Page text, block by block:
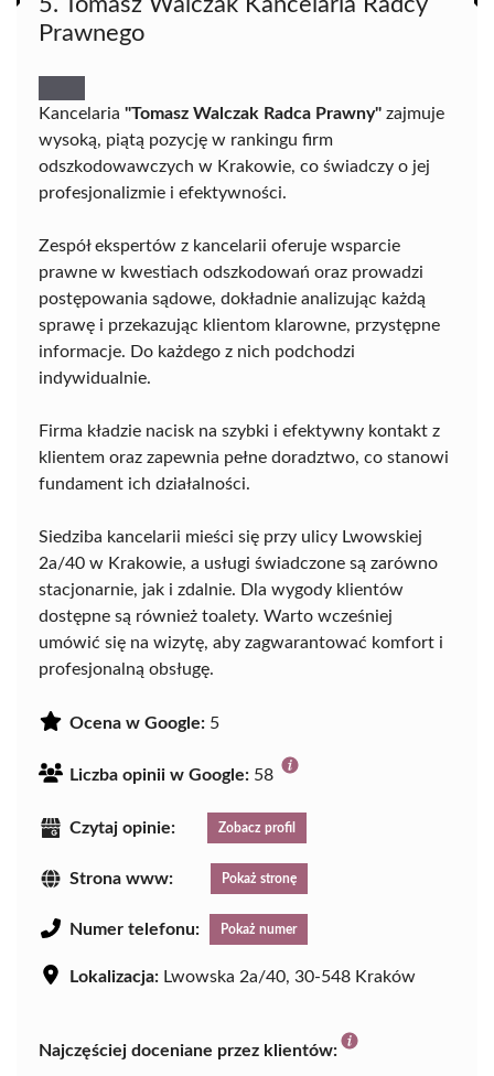
5. Tomasz Walczak Kancelaria Radcy
Prawnego
Kancelaria "Tomasz Walczak Radca Prawny" zajmuje
wysoką, piątą pozycję w rankingu firm
odszkodowawczych w Krakowie, co świadczy o jej
profesjonalizmie i efektywności.
Zespół ekspertów z kancelarii oferuje wsparcie
prawne w kwestiach odszkodowań oraz prowadzi
postępowania sądowe, dokładnie analizując każdą
sprawę i przekazując klientom klarowne, przystępne
informacje. Do każdego z nich podchodzi
indywidualnie.
Firma kładzie nacisk na szybki i efektywny kontakt z
klientem oraz zapewnia pełne doradztwo, co stanowi
fundament ich działalności.
Siedziba kancelarii mieści się przy ulicy Lwowskiej
2a/40 w Krakowie, a usługi świadczone są zarówno
stacjonarnie, jak i zdalnie. Dla wygody klientów
dostępne są również toalety. Warto wcześniej
umówić się na wizytę, aby zagwarantować komfort i
profesjonalną obsługę.
Ocena w Google: 5
Liczba opinii w Google: 58
Czytaj opinie: Zobacz profil
Strona www: Pokaż stronę
Numer telefonu: Pokaż numer
Lokalizacja: Lwowska 2a/40, 30-548 Kraków
Najczęściej doceniane przez klientów: